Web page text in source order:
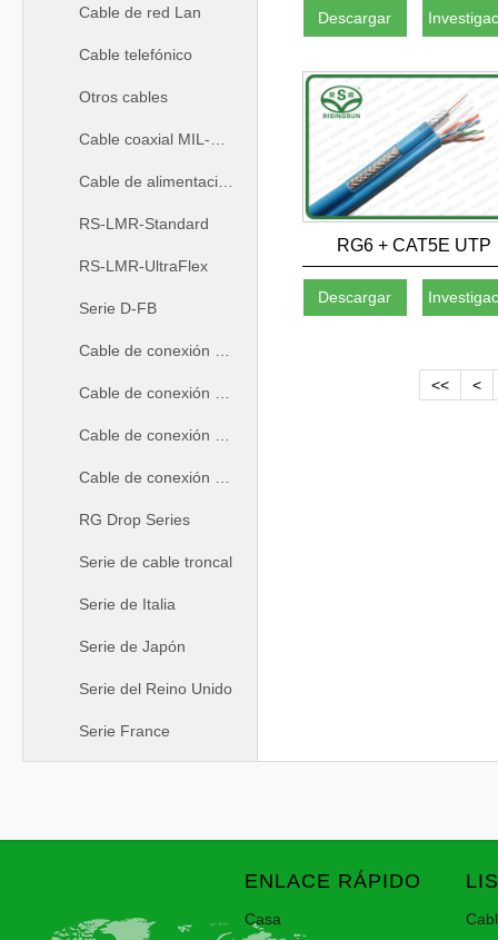
Cable de red Lan
Cable telefónico
Otros cables
RS-LMR-Standard
RS-LMR-UltraFlex
Serie D-FB
RG Drop Series
Serie de cable troncal
Serie de Italia
Serie de Japón
Serie del Reino Unido
Serie France
Descargar
RG6 + CAT5E UTP
Descargar
<< <
ENLACE RÁPIDO
Casa